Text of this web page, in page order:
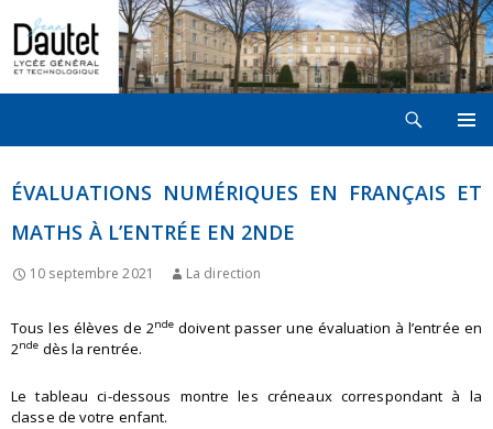
CONTENU
ÉVALUATIONS NUMÉRIQUES EN FRANÇAIS ET
MATHS À L’ENTRÉE EN 2NDE
10 septembre 2021 La direction
Tous les élèves de 2nde doivent passer une évaluation à l’entrée en
2nde dès la rentrée.
Le tableau ci-dessous montre les créneaux correspondant à la
classe de votre enfant.